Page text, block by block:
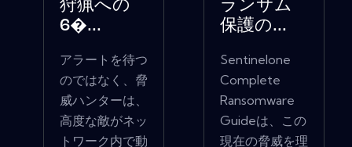
狩猟への
6�...
アラートを待つ
のではなく、脅
威ハンターは、
高度な敵がネッ
トワーク内で動
ランサム
保護の...
Sentinelone
Complete
Ransomware
Guideは、この
現在の脅威を理